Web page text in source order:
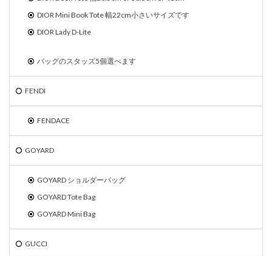
DIOR Mini Book Tote 幅22cm小さいサイズです
DIOR Lady D-Lite
バッグのスタッズ5個選べます
FENDI
FENDACE
GOYARD
GOYARD ショルダーバッグ
GOYARD Tote Bag
GOYARD Mini Bag
GUCCI